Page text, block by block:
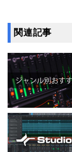
関連記事